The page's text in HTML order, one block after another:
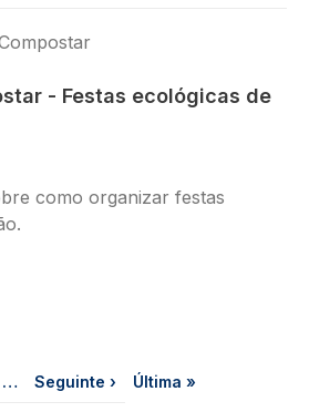
- Festas ecológicas de
como organizar festas
… Próxima página
Seguinte › Última página
Última »